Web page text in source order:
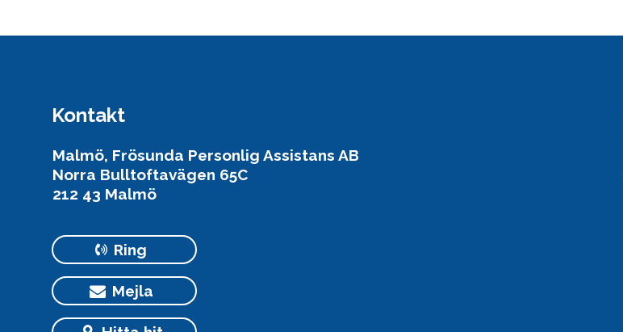
Kontakt
Malmö, Frösunda Personlig Assistans AB
Norra Bulltoftavägen 65C
212 43 Malmö
Ring
Mejla